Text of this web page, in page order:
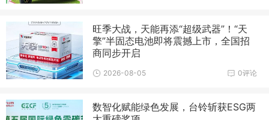
旺季大战，天能再添“超级武器”！“天
擎”半固态电池即将震撼上市，全国招
商同步开启
0评论
2026-08-05
数智化赋能绿色发展，台铃斩获ESG两